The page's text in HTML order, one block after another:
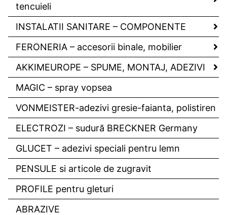
tencuieli
INSTALATII SANITARE – COMPONENTE
FERONERIA – accesorii binale, mobilier
AKKIMEUROPE – SPUME, MONTAJ, ADEZIVI
MAGIC – spray vopsea
VONMEISTER-adezivi gresie-faianta, polistiren
ELECTROZI – sudură BRECKNER Germany
GLUCET – adezivi speciali pentru lemn
PENSULE si articole de zugravit
PROFILE pentru gleturi
ABRAZIVE